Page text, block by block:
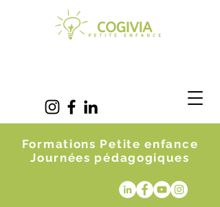
Formations Petite enfance
Journées pédagogiques